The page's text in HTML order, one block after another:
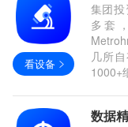
看设备
集团
多套
几所
1000+
数据